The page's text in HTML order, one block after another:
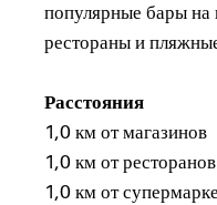
популярные бары
рестораны и
Расстояния
1,0 км от магазинов
1,0 км от ресторанов
1,0 км от